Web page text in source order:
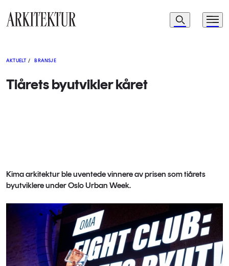
Navigasjon
Søk Meny
AKTUELT / BRANSJE
Tiårets byutvikler kåret
Kima arkitektur ble uventede vinnere av prisen som tiårets
byutviklere under Oslo Urban Week.